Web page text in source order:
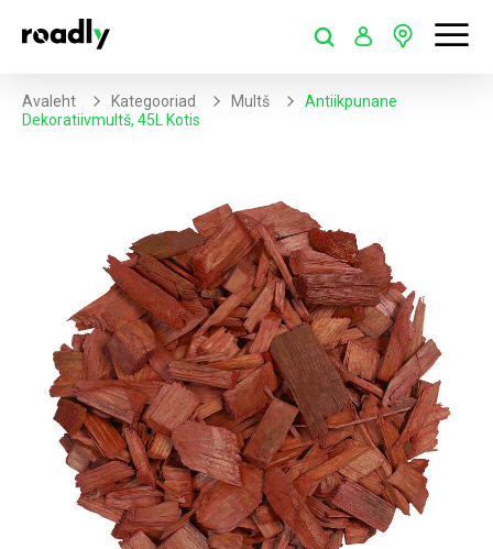
Avaleht Kategooriad Multš
Antiikpunane
Dekoratiivmultš, 45L Kotis